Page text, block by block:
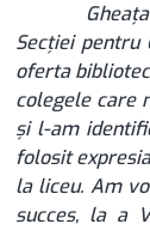
Gheața a
Secției pentru
oferta
colegele care
și l-am
folosit
la liceu. Am
succes, la a